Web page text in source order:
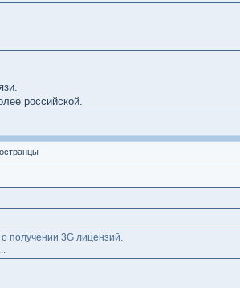
российской.
получении 3G лицензий.